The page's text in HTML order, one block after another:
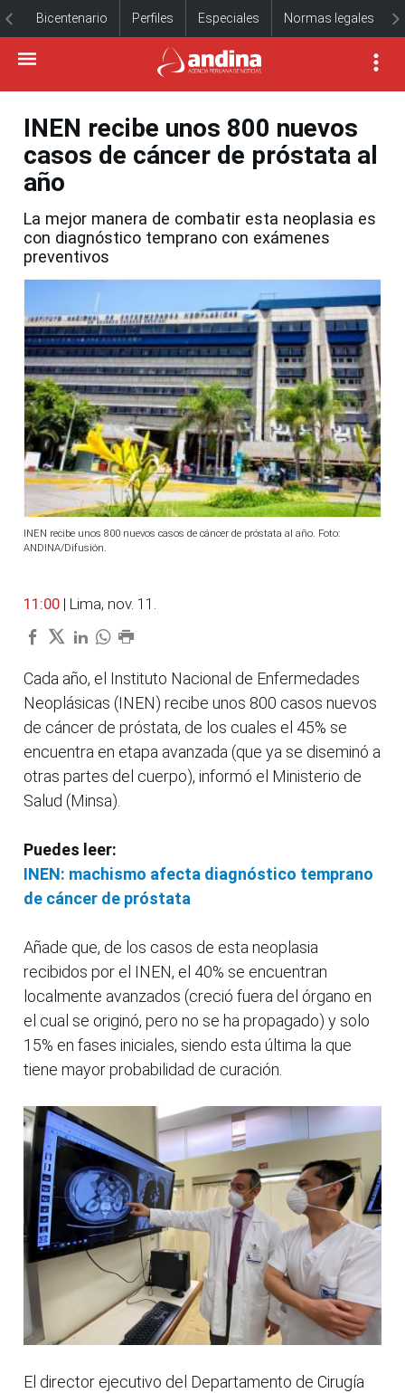
Bicentenario Perfiles Especiales Normas legales
INEN recibe unos 800 nuevos
casos de cáncer de próstata al
año
La mejor manera de combatir esta neoplasia es
con diagnóstico temprano con exámenes
preventivos
INEN recibe unos 800 nuevos casos de cáncer de próstata al año. Foto:
ANDINA/Difusión.
11:00 | Lima, nov. 11.
Cada año, el Instituto Nacional de Enfermedades
Neoplásicas (INEN) recibe unos 800 casos nuevos
de cáncer de próstata, de los cuales el 45% se
encuentra en etapa avanzada (que ya se diseminó a
otras partes del cuerpo), informó el Ministerio de
Salud (Minsa).
Puedes leer:
INEN: machismo afecta diagnóstico temprano
de cáncer de próstata
Añade que, de los casos de esta neoplasia
recibidos por el INEN, el 40% se encuentran
localmente avanzados (creció fuera del órgano en
el cual se originó, pero no se ha propagado) y solo
15% en fases iniciales, siendo esta última la que
tiene mayor probabilidad de curación.
El director ejecutivo del Departamento de Cirugía